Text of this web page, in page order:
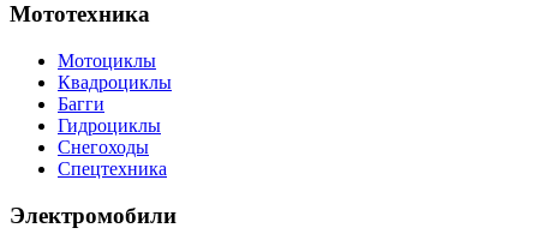
Мототехника
Мотоциклы
Квадроциклы
Багги
Гидроциклы
Снегоходы
Спецтехника
Электромобили